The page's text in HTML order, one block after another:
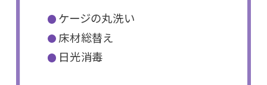
ケージの丸洗い
床材総替え
日光消毒